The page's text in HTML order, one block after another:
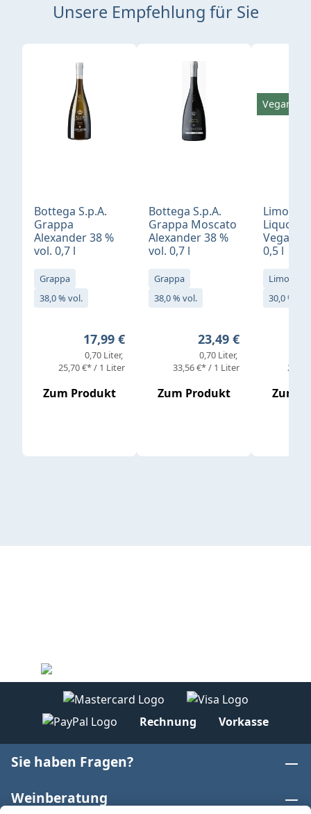
Unsere Empfehlung für Sie
Produktgalerie überspringen
Bottega S.p.A.
Grappa
Alexander 38 %
vol. 0,7 l
Grappa
38,0 % vol.
Regulärer Preis:
17,99 €
0,70 Liter
25,70 €* / 1 Liter
Zum Produkt
Bottega S.p.A.
Grappa Moscato
Alexander 38 %
vol. 0,7 l
Grappa
38,0 % vol.
Regulärer Preis:
23,49 €
0,70 Liter
33,56 €* / 1 Liter
Zum Produkt
Liquore
Vegan
0,5 l
30,0 % vol.
Zum
Vegan
Rechnung Vorkasse
Sie haben Fragen?
Weinberatung